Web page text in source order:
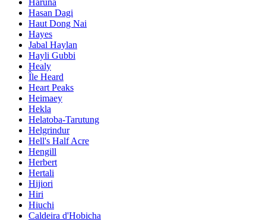
Hasan Dagi
Haut Dong Nai
Hayes
Jabal Haylan
Hayli Gubbi
Healy
Île Heard
Heart Peaks
Heimaey
Hekla
Helatoba-Tarutung
Helgrindur
Hell's Half Acre
Hengill
Herbert
Hertali
Hijiori
Hiri
Hiuchi
Caldeira d'Hobicha